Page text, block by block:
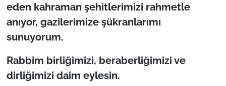
eden kahraman şehitlerimizi rahmetle
anıyor, gazilerimize şükranlarımı
sunuyorum.
​Rabbim birliğimizi, beraberliğimizi ve
dirliğimizi daim eylesin.